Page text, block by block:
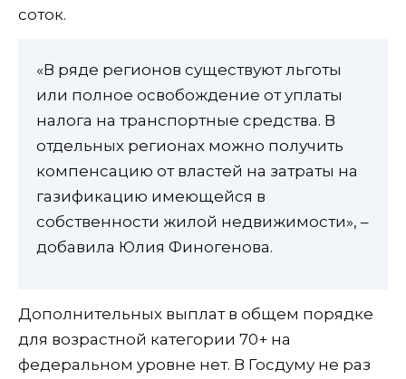
соток.
«В ряде регионов существуют льготы
или полное освобождение от уплаты
налога на транспортные средства. В
отдельных регионах можно получить
компенсацию от властей на затраты на
газификацию имеющейся в
собственности жилой недвижимости», –
добавила Юлия Финогенова.
Дополнительных выплат в общем порядке
для возрастной категории 70+ на
федеральном уровне нет. В Госдуму не раз